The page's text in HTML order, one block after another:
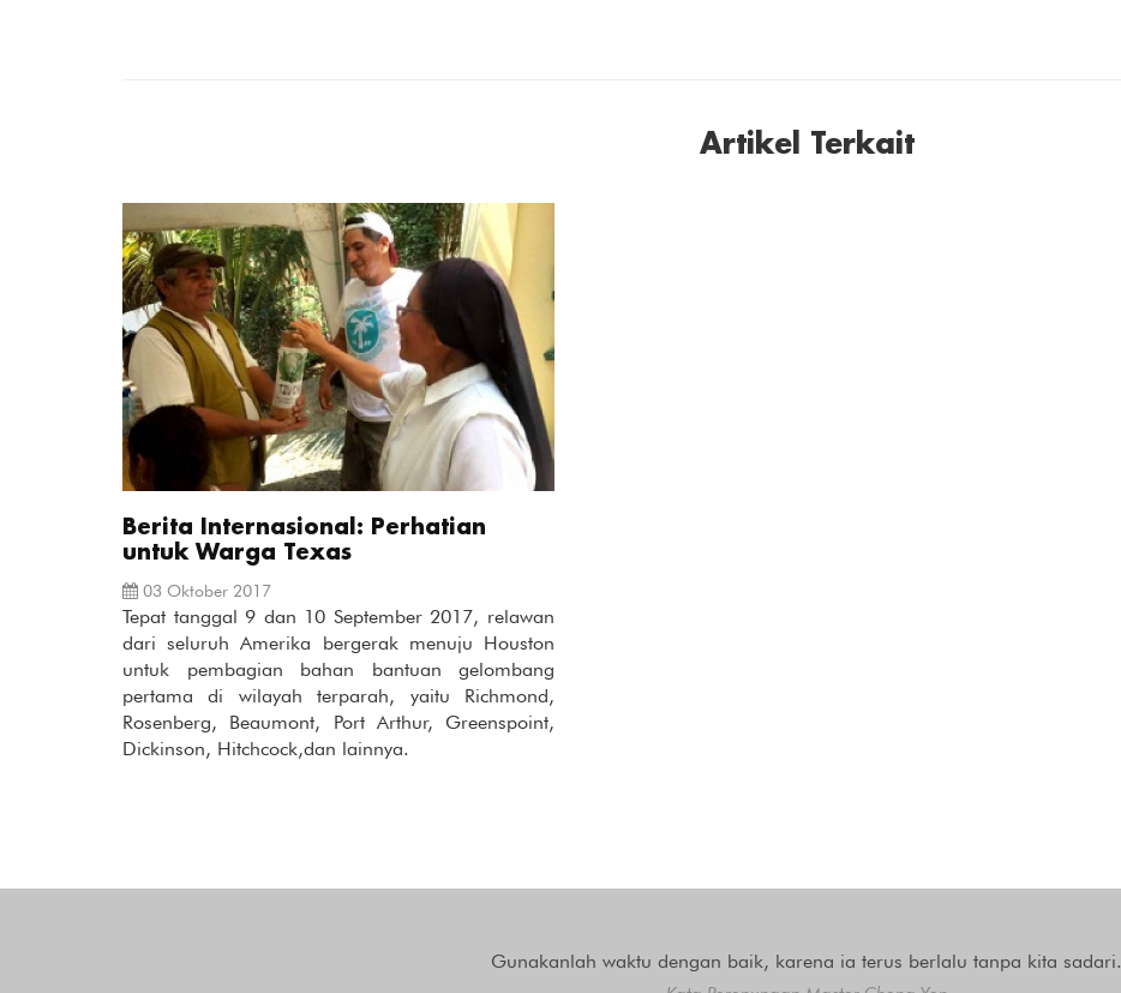
Artikel Terkait
Berita Internasional: Perhatian
untuk Warga Texas
03 Oktober 2017
Tepat tanggal 9 dan 10 September 2017, relawan
dari seluruh Amerika bergerak menuju Houston
untuk pembagian bahan bantuan gelombang
pertama di wilayah terparah, yaitu Richmond,
Rosenberg, Beaumont, Port Arthur, Greenspoint,
Dickinson, Hitchcock,dan lainnya.
Gunakanlah waktu dengan baik, karena ia terus berlalu tanpa kita sadari.